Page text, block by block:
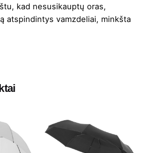
kad nesusikauptų oras,
atspindintys vamzdeliai, minkšta
poliesteris ir plastikas